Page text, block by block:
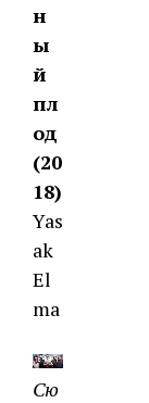
н
ы
й
пл
од
(20
18)
Yas
ak
El
ma
Сю